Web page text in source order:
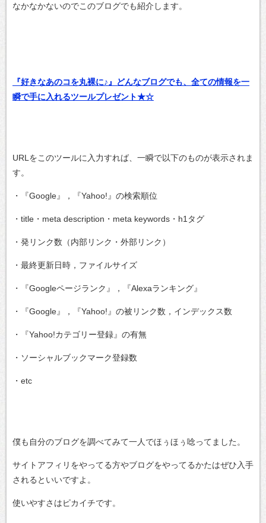
なかなかないのでこのブログでも紹介します。
『好きなあのコを丸裸に♪』どんなブログでも、全ての情報を一
瞬で手に入れるツールプレゼント★☆
URLをこのツールに入力すれば、一瞬で以下のものが表示されま
す。
・『Google』，『Yahoo!』の検索順位
・title・meta description・meta keywords・h1タグ
・発リンク数（内部リンク・外部リンク）
・最終更新日時，ファイルサイズ
・『Googleページランク』，『Alexaランキング』
・『Google』，『Yahoo!』の被リンク数，インデックス数
・『Yahoo!カテゴリー登録』の有無
・ソーシャルブックマーク登録数
・etc
僕も自分のブログを調べてみて一人でほぅほぅ唸ってました。
サイトアフィリをやってる方やブログをやってるかたはぜひ入手
されるといいですよ。
使いやすさはピカイチです。